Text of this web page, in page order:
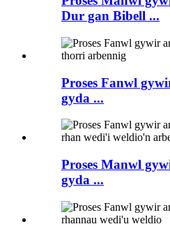
Dur gan Bibell ...
Proses Fanwl
gyda ...
Proses Manwl
gyda ...